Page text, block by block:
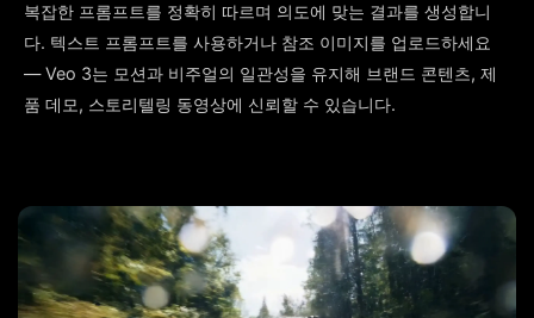
복잡한 프롬프트를 정확히 따르며 의도에 맞는 결과를 생성합니
다. 텍스트 프롬프트를 사용하거나 참조 이미지를 업로드하세요
— Veo 3는 모션과 비주얼의 일관성을 유지해 브랜드 콘텐츠, 제
품 데모, 스토리텔링 동영상에 신뢰할 수 있습니다.